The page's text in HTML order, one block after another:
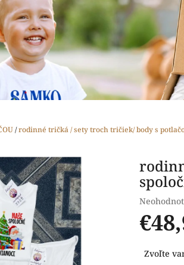
/rodinné tričká / sety troch tričiek/ body s
Priemerné
produktu
0,0
cena:
Zvoľte